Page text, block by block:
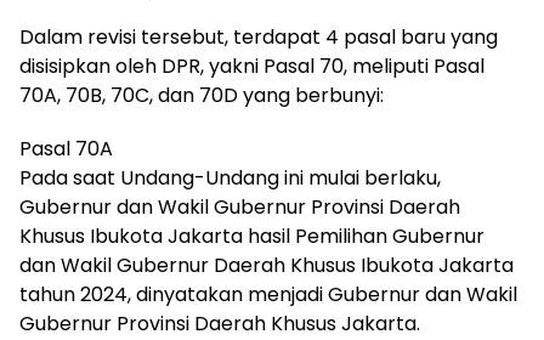
Dalam revisi tersebut, terdapat 4 pasal baru yang
disisipkan oleh DPR, yakni Pasal 70, meliputi Pasal
70A, 70B, 70C, dan 70D yang berbunyi:
Pasal 70A
Pada saat Undang-Undang ini mulai berlaku,
Gubernur dan Wakil Gubernur Provinsi Daerah
Khusus Ibukota Jakarta hasil Pemilihan Gubernur
dan Wakil Gubernur Daerah Khusus Ibukota Jakarta
tahun 2024, dinyatakan menjadi Gubernur dan Wakil
Gubernur Provinsi Daerah Khusus Jakarta.